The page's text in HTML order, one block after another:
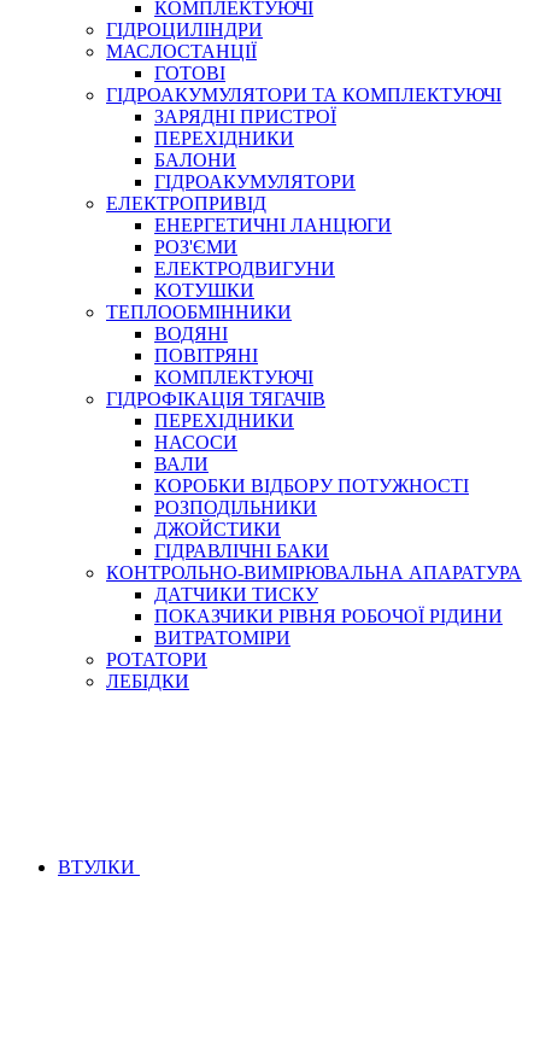
СПЕЦІАЛЬНІ
ГЕРМЕТИКИ
КЛЕЇ, ЦЕМЕНТИ, ЕПОКСИДКИ
РЕМОНТ ГІДРОЦИЛІНДРІВ
БОРЕКС, ЕО
КОМПЛЕКТУЮЧІ
ГІДРОЦИЛІНДРИ
МАСЛОСТАНЦІЇ
ГОТОВІ
ГІДРОАКУМУЛЯТОРИ ТА КОМПЛЕКТУЮЧІ
ЗАРЯДНІ ПРИСТРОЇ
ПЕРЕХІДНИКИ
БАЛОНИ
ГІДРОАКУМУЛЯТОРИ
ЕЛЕКТРОПРИВІД
ЕНЕРГЕТИЧНІ ЛАНЦЮГИ
РОЗ'ЄМИ
ЕЛЕКТРОДВИГУНИ
КОТУШКИ
ТЕПЛООБМІННИКИ
ВОДЯНІ
ПОВІТРЯНІ
КОМПЛЕКТУЮЧІ
ГІДРОФІКАЦІЯ ТЯГАЧІВ
ПЕРЕХІДНИКИ
НАСОСИ
ВАЛИ
КОРОБКИ ВІДБОРУ ПОТУЖНОСТІ
РОЗПОДІЛЬНИКИ
ДЖОЙСТИКИ
ГІДРАВЛІЧНІ БАКИ
КОНТРОЛЬНО-ВИМІРЮВАЛЬНА АПАРАТУРА
ДАТЧИКИ ТИСКУ
ПОКАЗЧИКИ РІВНЯ РОБОЧОЇ РІДИНИ
ВИТРАТОМІРИ
РОТАТОРИ
ЛЕБІДКИ
ВТУЛКИ